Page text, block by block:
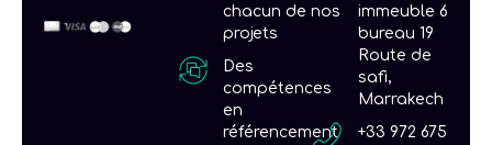
chacun de nos
projets
Des
compétences
en
référencement
immeuble 6
bureau 19
Route de
safi,
Marrakech
+33 972 675